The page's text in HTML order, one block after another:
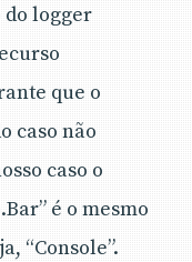
do logger
que o
caso não
caso o
é o mesmo
“Console”.